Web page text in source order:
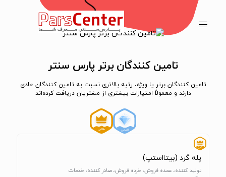
تامین کنندگان برتر پارس سنتر
تامین کنندگان برتر یا ویژه، رتبه بالاتری نسبت به تامین کنندگان عادی
دارند و معمولاً امتیازات بیشتری از مشتریان دریافت کرده‌اند
پله گرد (بیتااستپ)
تولید کننده، عمده فروش، خرده فروش، صادر کننده، خدمات